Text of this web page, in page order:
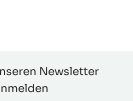
Newsletter